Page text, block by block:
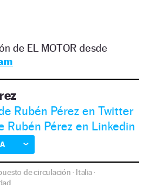
de EL MOTOR desde
Rubén Pérez en Twitter
Rubén Pérez en Linkedin
de circulación · Italia·